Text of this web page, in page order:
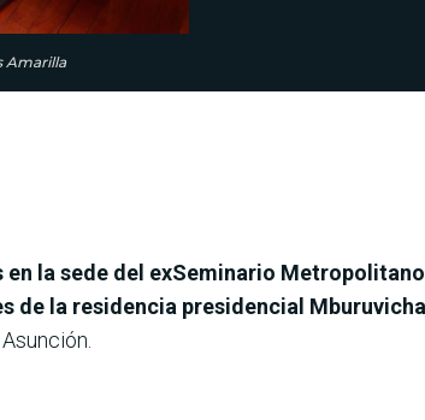
Amarilla
la sede del exSeminario
de la residencia presidencial